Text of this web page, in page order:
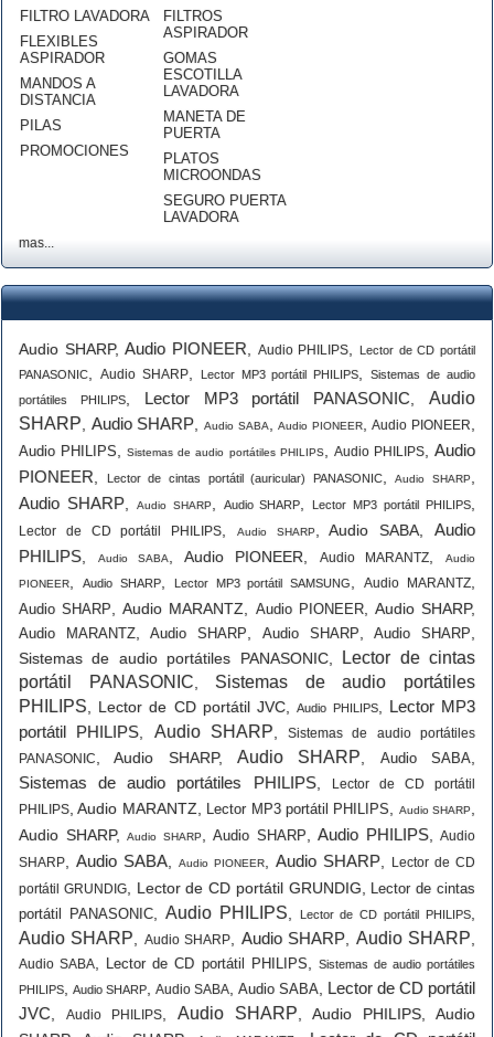
FILTRO LAVADORA
FLEXIBLES
ASPIRADOR
MANDOS A
DISTANCIA
PILAS
PROMOCIONES
FILTROS
ASPIRADOR
GOMAS
ESCOTILLA
LAVADORA
MANETA DE
PUERTA
PLATOS
MICROONDAS
SEGURO PUERTA
LAVADORA
mas...
Audio SHARP,Audio PIONEER Audio PHILIPS ,Lector de CD portátil
PANASONIC
Audio SHARP, Lector MP3 portátil PHILIPS ,Sistemas de audio
portátiles PHILIPS, Lector MP3 portátil PANASONIC ,Audio
SHARP Audio SHARP Audio SABA,Audio PIONEER,Audio PIONEER
Audio PHILIPS ,Sistemas de audio portátiles PHILIPS, Audio PHILIPS,Audio
PIONEER
Lector de cintas portátil (auricular) PANASONIC,Audio SHARP
Audio SHARP, Audio SHARP, Audio SHARP ,Lector MP3 portátil PHILIPS
Lector de CD portátil PHILIPS Audio SHARP,Audio SABA ,Audio
PHILIPS
Audio SABA Audio PIONEER Audio MARANTZ ,Audio
PIONEER Audio SHARP, Lector MP3 portátil SAMSUNG ,Audio MARANTZ
Audio SHARP Audio MARANTZ Audio PIONEER Audio SHARP,
Audio MARANTZ,Audio SHARP Audio SHARP ,Audio SHARP
Sistemas de audio portátiles PANASONIC,
Lector de cintas
portátil PANASONIC ,Sistemas de audio portátiles
PHILIPS
Lector de CD portátil JVC ,Audio PHILIPS, Lector MP3
portátil PHILIPS
Audio SHARP ,Sistemas de audio portátiles
PANASONIC
,Audio SHARP,Audio SHARP Audio SABA
Sistemas de audio portátiles PHILIPS,
Lector de CD portátil
PHILIPS ,Audio MARANTZ Lector MP3 portátil PHILIPS Audio SHARP
Audio SHARP, Audio SHARP, Audio SHARP Audio PHILIPS, Audio
SHARP
Audio SABA Audio PIONEER Audio SHARP
Lector de CD
portátil GRUNDIG, Lector de CD portátil GRUNDIG
Lector de cintas
portátil PANASONIC, Audio PHILIPS Lector de CD portátil PHILIPS
Audio SHARP Audio SHARP Audio SHARP Audio SHARP
Audio SABA Lector de CD portátil PHILIPS
Sistemas de audio portátiles
PHILIPS
Audio SHARP Audio SABA Audio SABA Lector de CD portátil
JVC
Audio PHILIPS Audio SHARP Audio PHILIPS
Audio